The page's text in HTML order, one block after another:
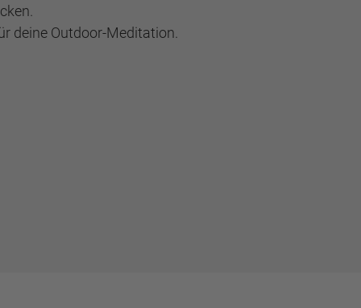
deine Outdoor-Meditation.